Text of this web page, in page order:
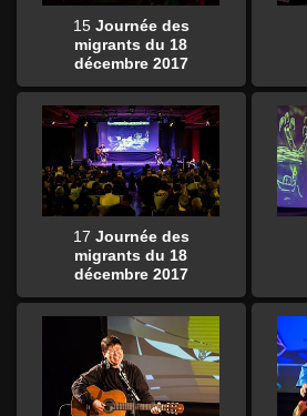
15 Journée des
migrants du 18
décembre 2017
17 Journée des
migrants du 18
décembre 2017